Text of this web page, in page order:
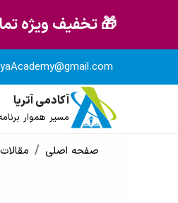
🎁 تخفیف ویژه
آکادمی آتریا
مسیر هموار
صفحه اصلی مقالات